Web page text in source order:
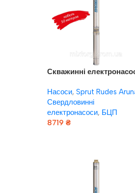
Скважинні
“Насоси+” БЦП 1,8-90У*
(кабель 50 м, сталевий
трос підвіса)
Насоси, Sprut Rudes
Свердловинні
електронасоси, БЦП
8719 ₴